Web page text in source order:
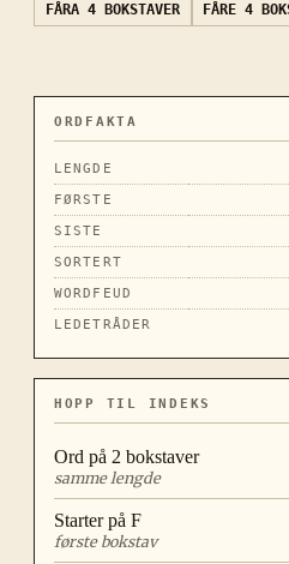
FÅRA 4 BOKSTAVER FÅRE 4
ORDFAKTA
LENGDE
FØRSTE
SISTE
SORTERT
WORDFEUD
LEDETRÅDER
HOPP TIL INDEKS
Ord på 2 bokstaver
samme lengde
Starter på F
første bokstav